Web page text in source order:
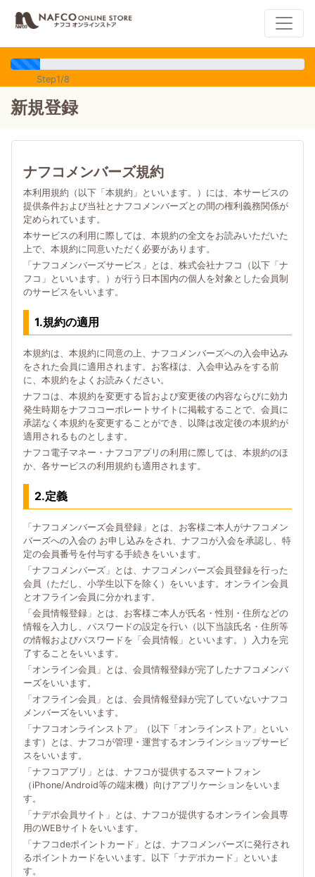
Step1/8
新規登録
ナフコメンバーズ規約
本利用規約（以下「本規約」といいます。）には、本サービスの
提供条件および当社とナフコメンバーズとの間の権利義務関係が
定められています。
本サービスの利用に際しては、本規約の全文をお読みいただいた
上で、本規約に同意いただく必要があります。
「ナフコメンバーズサービス」とは、株式会社ナフコ（以下「ナ
フコ」といいます。）が行う日本国内の個人を対象とした会員制
のサービスをいいます。
1.規約の適用
本規約は、本規約に同意の上、ナフコメンバーズへの入会申込み
をされた会員に適用されます。お客様は、入会申込みをする前
に、本規約をよくお読みください。
ナフコは、本規約を変更する旨および変更後の内容ならびに効力
発生時期をナフココーポレートサイトに掲載することで、会員に
承諾なく本規約を変更することができ、以降は改定後の本規約が
適用されるものとします。
ナフコ電子マネー・ナフコアプリの利用に際しては、本規約のほ
か、各サービスの利用規約も適用されます。
2.定義
「ナフコメンバーズ会員登録」とは、お客様ご本人がナフコメン
バーズへの入会の お申し込みをされ、ナフコが入会を承認し、特
定の会員番号を付与する手続きをいいます。
「ナフコメンバーズ」とは、ナフコメンバーズ会員登録を行った
会員（ただし、小学生以下を除く）をいいます。オンライン会員
とオフライン会員に分かれます。
「会員情報登録」とは、お客様ご本人が氏名・性別・住所などの
情報を入力し、パスワードの設定を行い（以下当該氏名・住所等
の情報およびパスワードを「会員情報」といいます。）入力を完
了することをいいます。
「オンライン会員」とは、会員情報登録が完了したナフコメンバ
ーズをいいます。
「オフライン会員」とは、会員情報登録が完了していないナフコ
メンバーズをいいます。
「ナフコオンラインストア」（以下「オンラインストア」といい
ます）とは、ナフコが管理・運営するオンラインショップサービ
スをいいます。
「ナフコアプリ」とは、ナフコが提供するスマートフォン
（iPhone/Android等の端末機）向けアプリケーションをいいま
す。
「ナデポ会員サイト」とは、ナフコが提供するオンライン会員専
用のWEBサイトをいいます。
「ナフコdeポイントカード」とは、ナフコメンバーズに発行され
るポイントカードをいいます。以下「ナデポカード」といいま
す。